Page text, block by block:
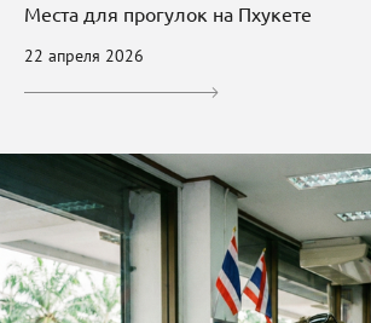
Места для прогулок на Пхукете
22 апреля 2026